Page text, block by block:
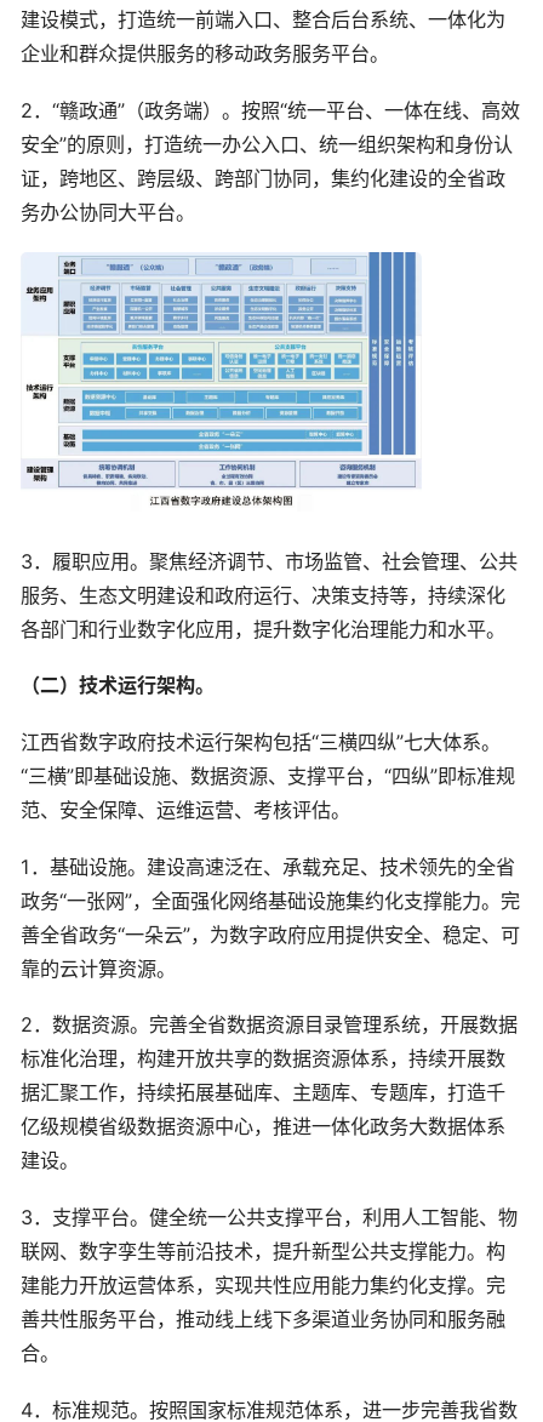
建设模式，打造统一前端入口、整合后台系统、一体化为
企业和群众提供服务的移动政务服务平台。
2．“赣政通”（政务端）。按照“统一平台、一体在线、高效
安全”的原则，打造统一办公入口、统一组织架构和身份认
证，跨地区、跨层级、跨部门协同，集约化建设的全省政
务办公协同大平台。
3．履职应用。聚焦经济调节、市场监管、社会管理、公共
服务、生态文明建设和政府运行、决策支持等，持续深化
各部门和行业数字化应用，提升数字化治理能力和水平。
（二）技术运行架构。
江西省数字政府技术运行架构包括“三横四纵”七大体系。
“三横”即基础设施、数据资源、支撑平台，“四纵”即标准规
范、安全保障、运维运营、考核评估。
1．基础设施。建设高速泛在、承载充足、技术领先的全省
政务“一张网”，全面强化网络基础设施集约化支撑能力。完
善全省政务“一朵云”，为数字政府应用提供安全、稳定、可
靠的云计算资源。
2．数据资源。完善全省数据资源目录管理系统，开展数据
标准化治理，构建开放共享的数据资源体系，持续开展数
据汇聚工作，持续拓展基础库、主题库、专题库，打造千
亿级规模省级数据资源中心，推进一体化政务大数据体系
建设。
3．支撑平台。健全统一公共支撑平台，利用人工智能、物
联网、数字孪生等前沿技术，提升新型公共支撑能力。构
建能力开放运营体系，实现共性应用能力集约化支撑。完
善共性服务平台，推动线上线下多渠道业务协同和服务融
合。
4．标准规范。按照国家标准规范体系，进一步完善我省数